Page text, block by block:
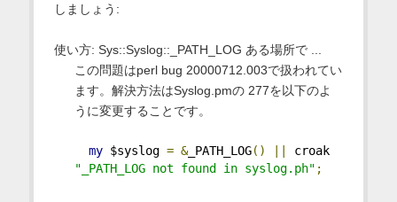
しましょう:
使い方: Sys::Syslog::_PATH_LOG ある場所で ...
この問題はperl bug 20000712.003で扱われてい
ます。解決方法はSyslog.pmの 277を以下のよ
うに変更することです。
my $syslog = &_PATH_LOG()
croak
"_PATH_LOG not found in syslog.ph" ;